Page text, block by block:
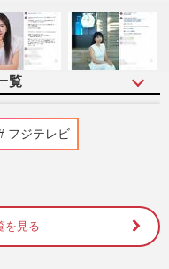
覧
で生テレビ！』が「朝
」まさかの変更で「タ
ミ殺到
教授『羽鳥慎一モーニ
論、若者の働き方めぐ
フジテレビ
を見る